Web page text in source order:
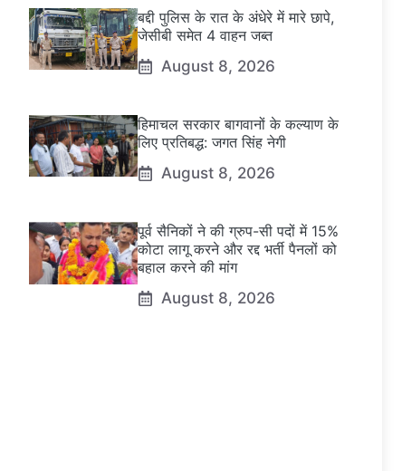
बद्दी पुलिस के रात के अंधेरे में मारे छापे,
जेसीबी समेत 4 वाहन जब्त
August 8, 2026
हिमाचल सरकार बागवानों के कल्याण के
लिए प्रतिबद्ध: जगत सिंह नेगी
August 8, 2026
पूर्व सैनिकों ने की ग्रुप-सी पदों में 15%
कोटा लागू करने और रद्द भर्ती पैनलों को
बहाल करने की मांग
August 8, 2026